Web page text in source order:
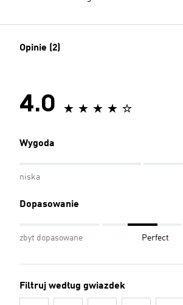
Opinie (2)
4.0
Wygoda
niska
Dopasowanie
zbyt dopasowane Perfect
Filtruj według gwiazdek